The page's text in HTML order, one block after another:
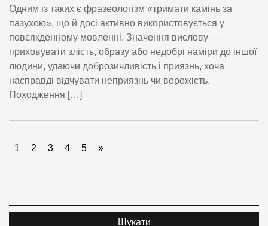
Одним із таких є фразеологізм «тримати камінь за
пазухою», що й досі активно використовується у
повсякденному мовленні. Значення вислову —
приховувати злість, образу або недобрі наміри до іншої
людини, удаючи доброзичливість і приязнь, хоча
насправді відчувати неприязнь чи ворожість.
Походження […]
1 2 3 4 5 »